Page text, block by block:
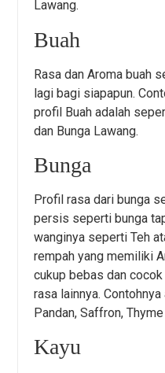
Lawang.
Buah
Rasa dan Aroma buah
lagi bagi siapapun.
profil Buah adalah
dan Bunga Lawang.
Bunga
Profil rasa dari bunga
persis seperti bunga
wanginya seperti Teh
rempah yang memiliki
cukup bebas dan
rasa lainnya.
Pandan, Saffron,
Kayu